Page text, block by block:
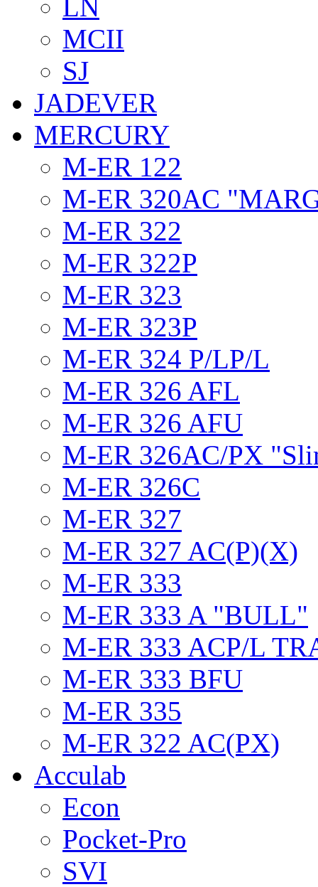
LN
MCII
SJ
JADEVER
MERCURY
M-ER 122
M-ER 320AC
M-ER 322
M-ER 322P
M-ER 323
M-ER 323P
M-ER 324 P/LP/L
M-ER 326 AFL
M-ER 326 AFU
M-ER 326AC/PX
M-ER 326C
M-ER 327
M-ER 327 AC(P)(X)
M-ER 333
M-ER 333 A "BULL"
M-ER 333 ACP/L
M-ER 333 BFU
M-ER 335
M-ER 322 AC(PX)
Acculab
Econ
Pocket-Pro
SVI